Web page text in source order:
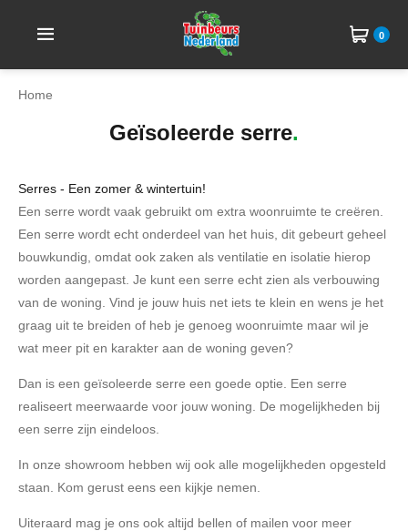
0
Home
Geïsoleerde serre
Serres - Een zomer & wintertuin!
Een serre wordt vaak gebruikt om extra woonruimte te creëren.
Een serre wordt echt onderdeel van het huis, dit gebeurt geheel
bouwkundig, omdat ook zaken als ventilatie en isolatie hierop
worden aangepast. Je kunt een serre echt zien als verbouwing
van de woning. Vind je jouw huis net iets te klein en wens je het
graag uit te breiden of heb je genoeg woonruimte maar wil je
wat meer pit en karakter aan de woning geven?
Dan is een geïsoleerde serre een goede optie. Een serre
realiseert meerwaarde voor jouw woning. De mogelijkheden bij
een serre zijn eindeloos.
In onze showroom hebben wij ook alle mogelijkheden opgesteld
staan. Kom gerust eens een kijkje nemen.
Uiteraard mag je ons ook altijd bellen of mailen voor meer